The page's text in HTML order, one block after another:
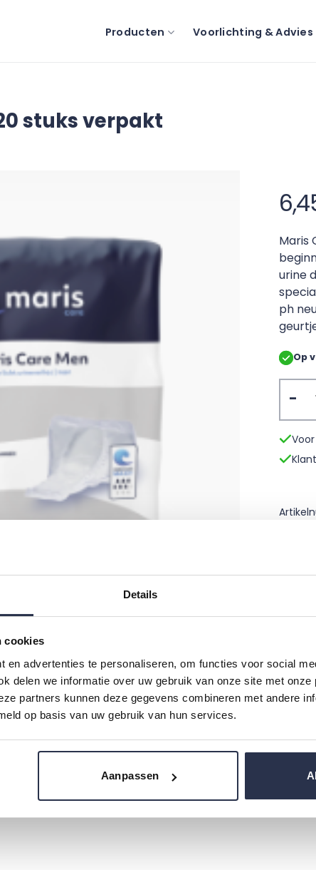
Details
cookies
en advertenties te personaliseren, om functies voor social
delen we informatie over uw gebruik van onze site met
partners kunnen deze gegevens combineren met andere
op basis van uw gebruik van hun services.
Aanpassen
Producten Voorlichting & Advies
stuks verpakt
Maris
urine
ph
Op
incontentie of verlies van urine druppels.